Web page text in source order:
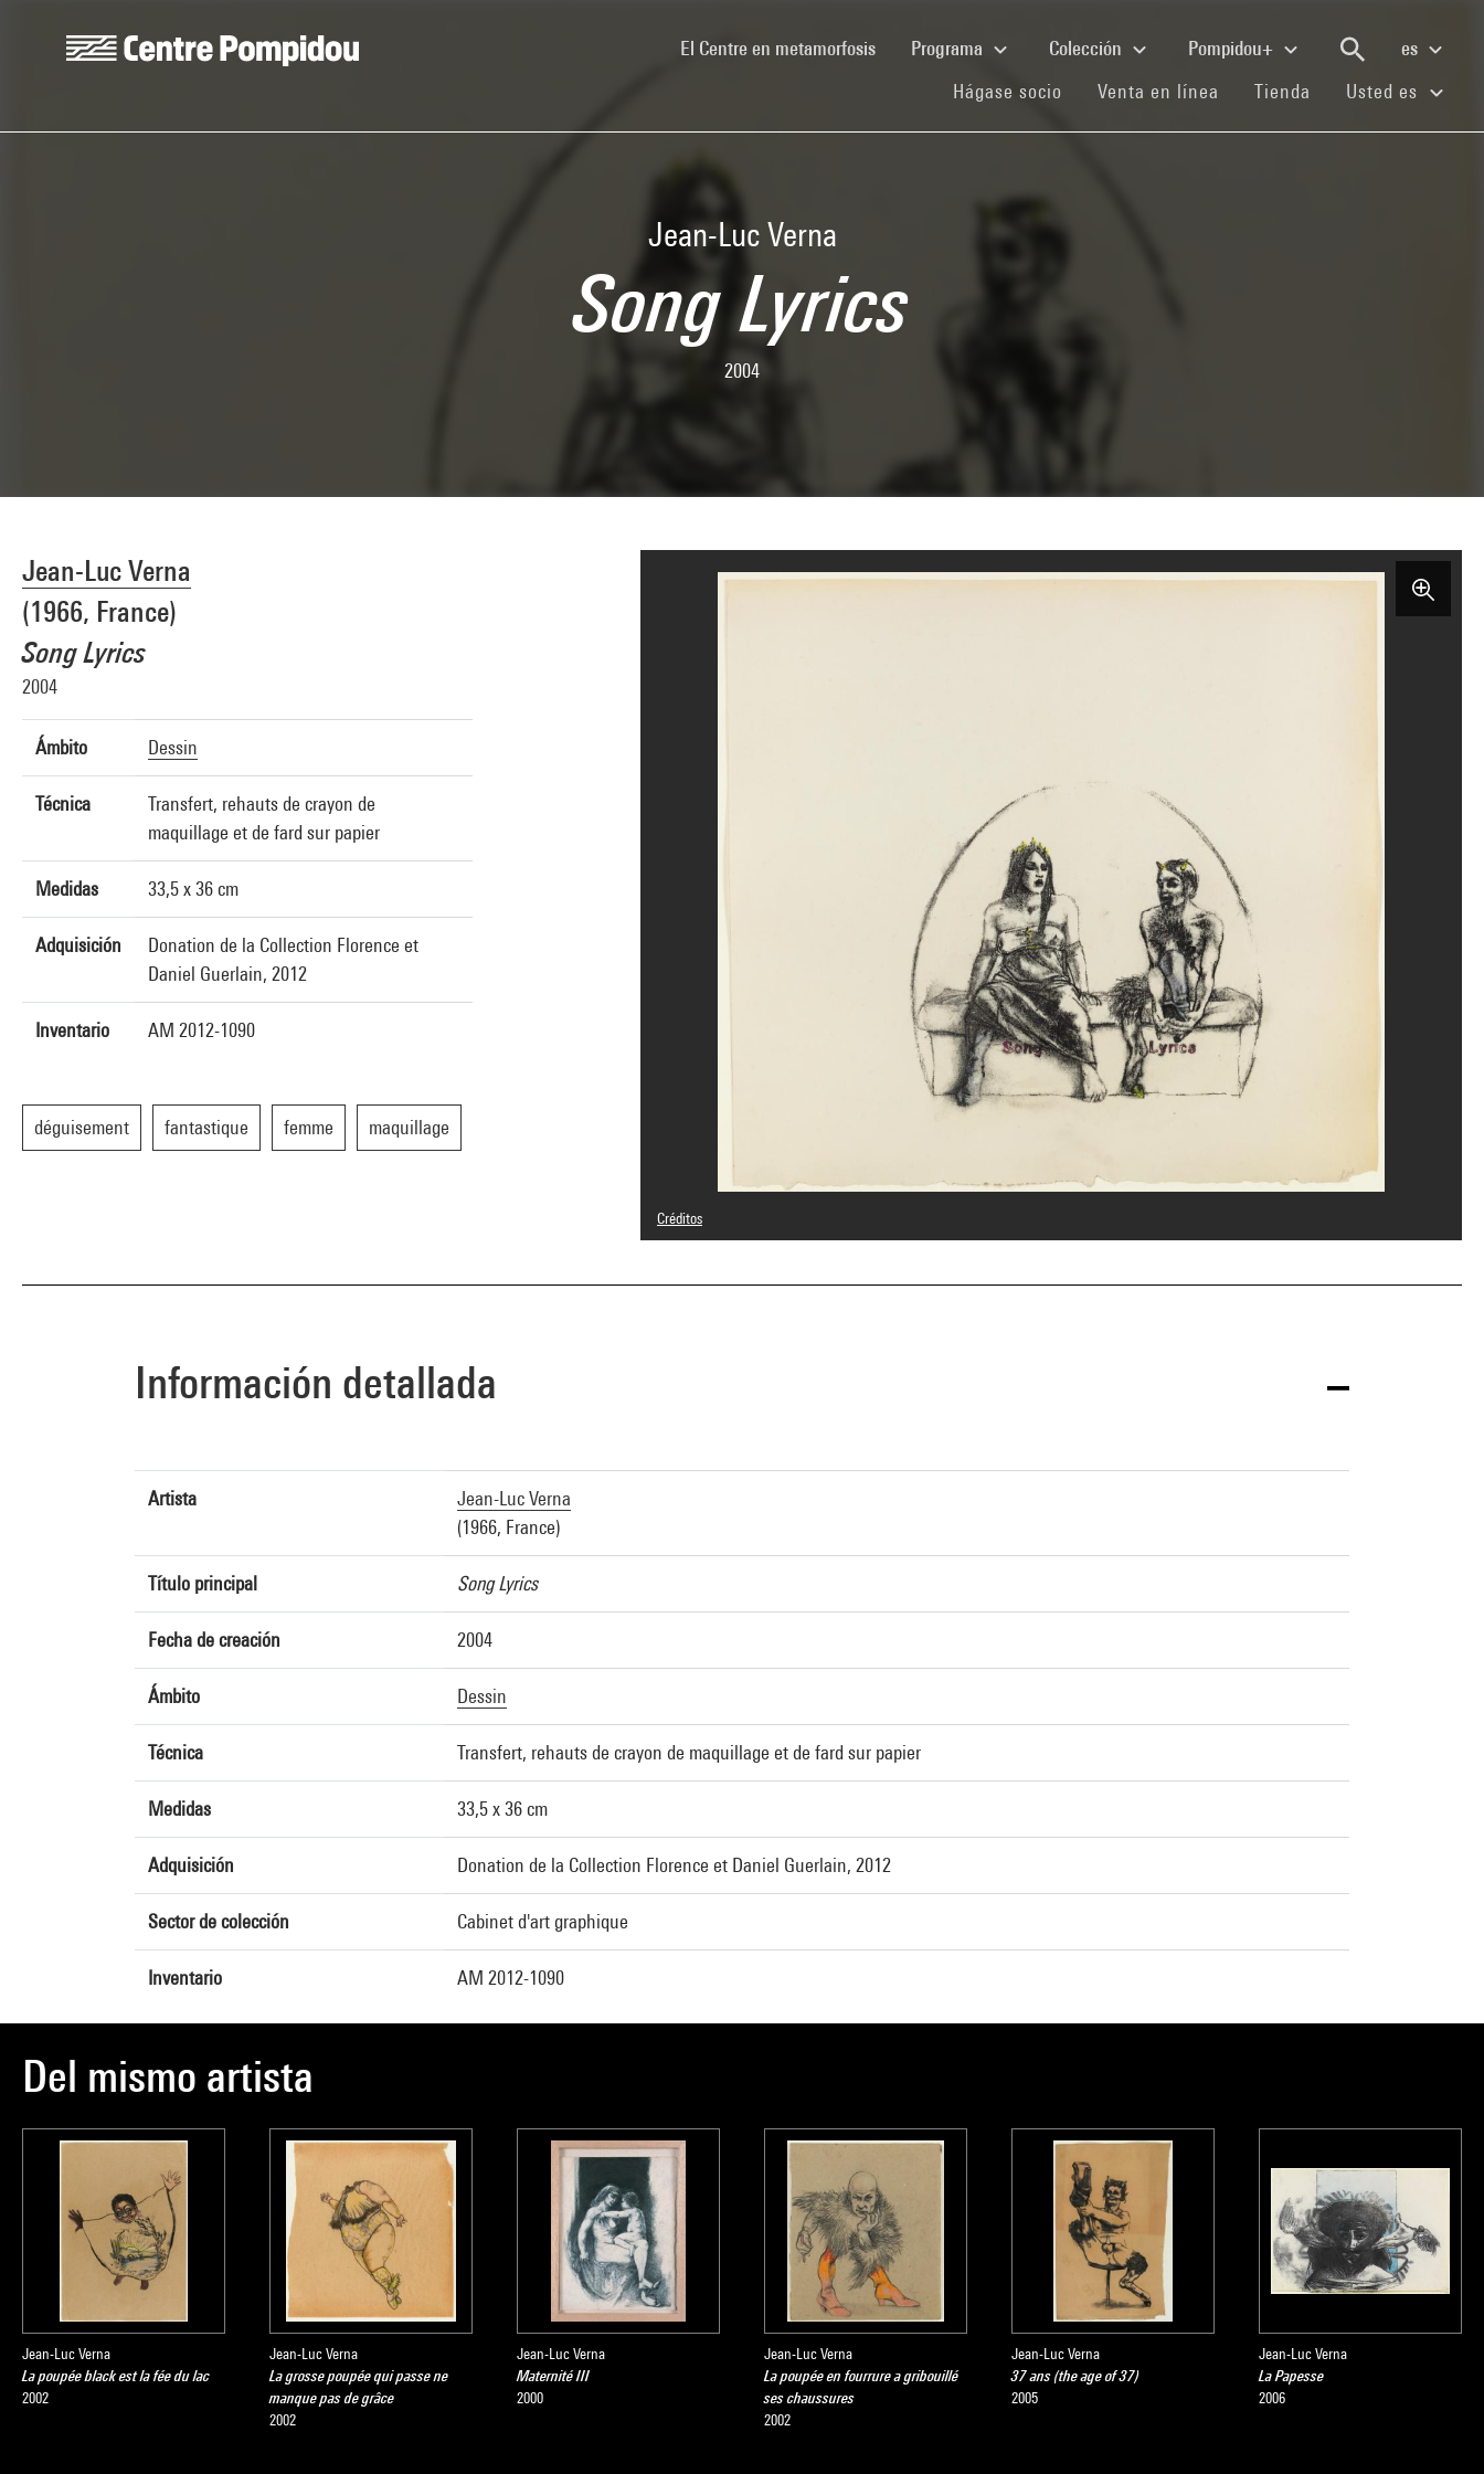
El Centre en metamorfosis(current)Programa Colección Pompidou+
es
Hágase socio (current)
Venta en línea (current)
Tienda (current)
Usted es
Jean-Luc Verna
Song Lyrics
2004
Jean-Luc Verna
(1966, France)
Song Lyrics
2004
Ámbito Dessin
Técnica
Transfert, rehauts de crayon de
maquillage et de fard sur papier
Medidas 33,5 x 36 cm
Adquisición
Donation de la Collection Florence et
Daniel Guerlain, 2012
Inventario AM 2012-1090
déguisement fantastique femme maquillage
Créditos
© Adagp, Paris
Referencia de la imagen : 4L02244
Información detallada
Artista
Jean-Luc Verna
(1966, France)
Título principal Song Lyrics
Fecha de creación 2004
Ámbito Dessin
Técnica Transfert, rehauts de crayon de maquillage et de fard sur papier
Medidas 33,5 x 36 cm
Adquisición Donation de la Collection Florence et Daniel Guerlain, 2012
Sector de colección Cabinet d'art graphique
Inventario AM 2012-1090
Del mismo artista
Jean-Luc Verna
La poupée black est la fée du lac
2002
Jean-Luc Verna
La grosse poupée qui passe ne
manque pas de grâce
2002
Jean-Luc Verna
Maternité III
2000
Jean-Luc Verna
La poupée en fourrure a gribouillé
ses chaussures
2002
Jean-Luc Verna
37 ans (the age of 37)
2005
Jean-Luc Verna
La Papesse
2006